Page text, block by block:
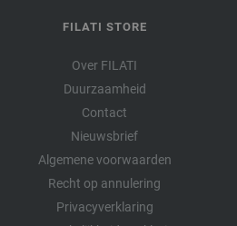
FILATI STORE
Over FILATI
Duurzaamheid
Contact
Nieuwsbrief
Algemene voorwaarden
Recht op annulering
Privacyverklaring